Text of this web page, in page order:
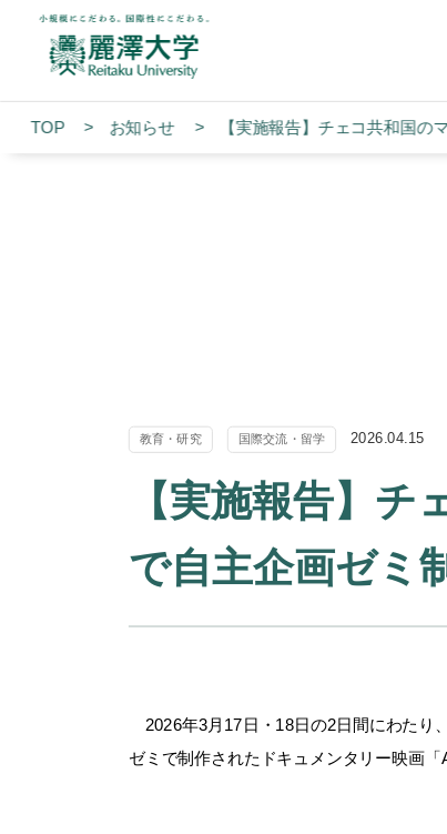
TOP お知らせ 【実施報告】チェコ共和国の
教育・研究 国際交流・留学 2026.04.15
【実施報告】
で自主企画ゼミ
2026年3月17日・18日の2日間にわたり
ゼミで制作されたドキュメンタリー映画「